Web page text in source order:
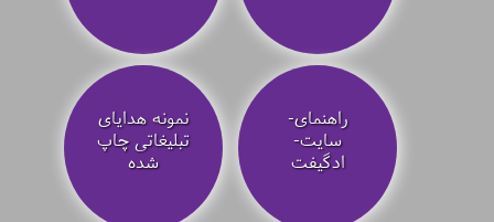
راهنمای-
سایت-
ادگیفت
نمونه هدایای
تبلیغاتی چاپ
شده